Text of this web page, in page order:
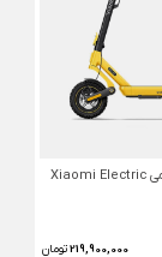
اسکوتر برقی شیائومی Xiaomi Electric
219,900,000تومان